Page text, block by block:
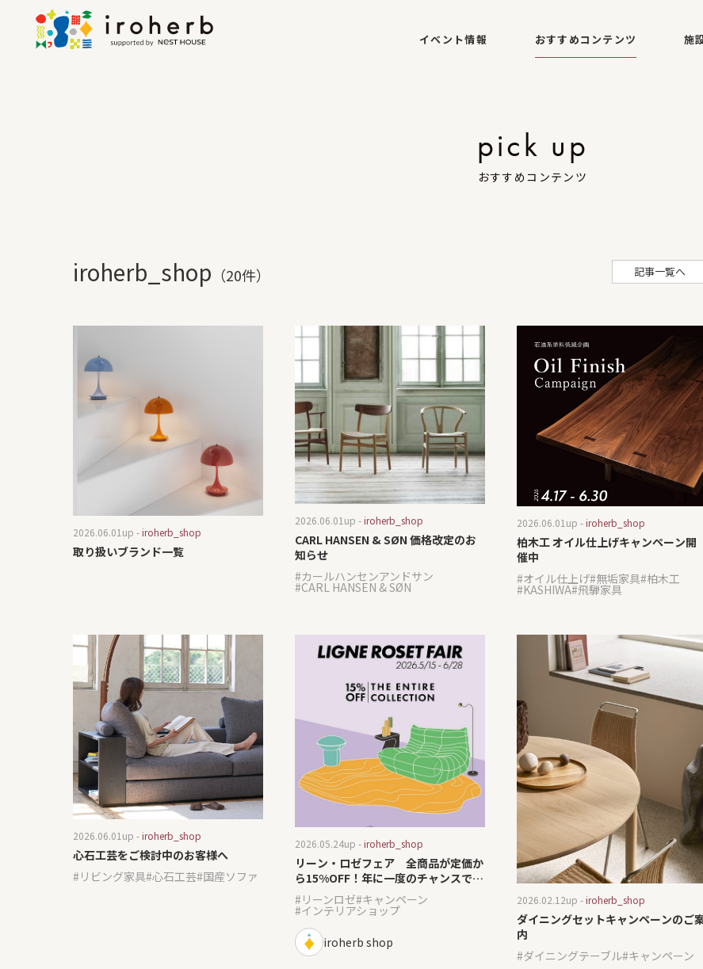
イベント情報
おすすめコンテンツ 施
pick up
おすすめコンテンツ
iroherb_shop （20件） 記事一覧へ
取り扱いブランド一覧
2026.06.01 up -iroherb_shop
CARL HANSEN & SØN 価格改定のお
知らせ
2026.06.01 up -iroherb_shop
カールハンセンアンドサン
CARL HANSEN & SØN
柏木工 オイル仕上げキャンペーン開
催中
2026.06.01 up -iroherb_shop
オイル仕上げ 無垢家具 柏木工
KASHIWA 飛騨家具
心石工芸をご検討中のお客様へ
2026.06.01 up -iroherb_shop
リビング家具 心石工芸 国産ソファ
リーン・ロゼフェア 全商品が定価か
ら15%OFF！年に一度のチャンスで
す。
2026.05.24up -iroherb_shop
リーンロゼ キャンペーン
インテリアショップ
iroherb shop
ダイニングセットキャンペーンのご
内
2026.02.12up -iroherb_shop
ダイニングテーブル キャンペーン